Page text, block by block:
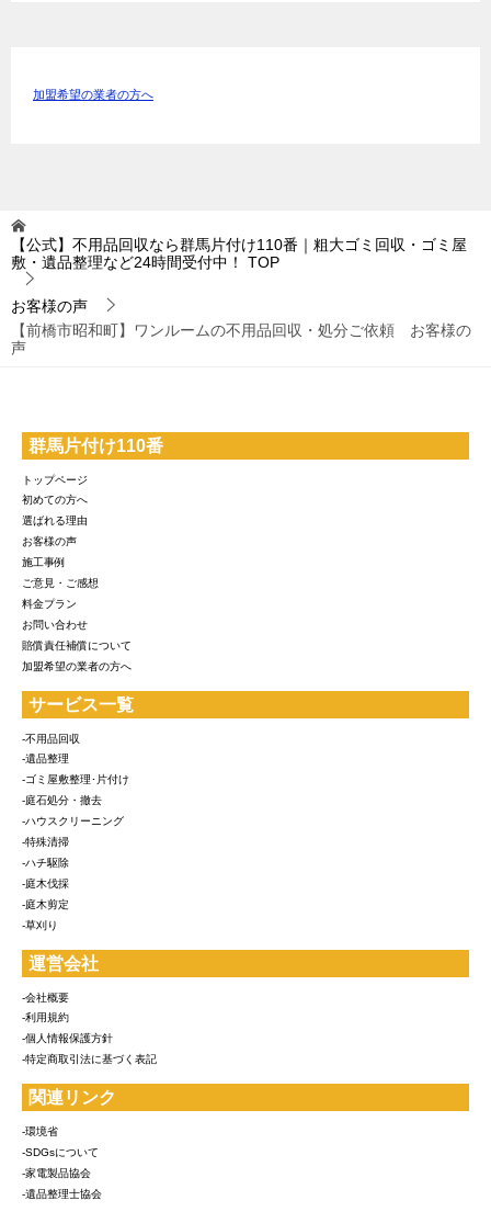
加盟希望の業者の方へ
【公式】不用品回収なら群馬片付け110番｜粗大ゴミ回収・ゴミ屋
敷・遺品整理など24時間受付中！
TOP
お客様の声
【前橋市昭和町】ワンルームの不用品回収・処分ご依頼 お客様の
声
群馬片付け110番
トップページ
初めての方へ
選ばれる理由
お客様の声
施工事例
ご意見・ご感想
料金プラン
お問い合わせ
賠償責任補償について
加盟希望の業者の方へ
サービス一覧
-不用品回収
-遺品整理
-ゴミ屋敷整理･片付け
-庭石処分・撤去
-ハウスクリーニング
-特殊清掃
-ハチ駆除
-庭木伐採
-庭木剪定
-草刈り
運営会社
-会社概要
-利用規約
-個人情報保護方針
-特定商取引法に基づく表記
関連リンク
-環境省
-SDGsについて
-家電製品協会
-遺品整理士協会